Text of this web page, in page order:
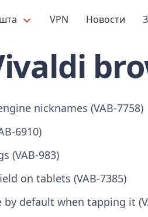
VPN Новости
nicknames (VAB-7758)
6910)
(VAB-983)
on tablets (VAB-7385)
default when tapping it